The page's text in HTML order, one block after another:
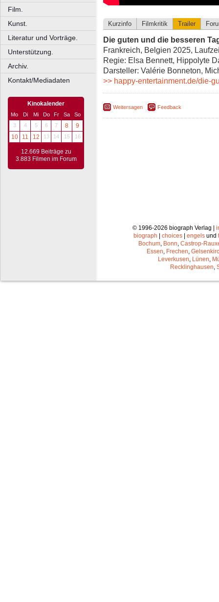
Film.
Kunst.
Literatur und Vorträge.
Unterstützung.
Archiv.
Kontakt/Mediadaten
Kinokalender
Mo Di Mi Do Fr Sa
So
3
4 5 6 7 8
9
10
11 12 13 14 15 16
12.669 Beiträge zu
3.883 Filmen im Forum
Kurzinfo Filmkritik Trailer
Die guten und die besseren
Frankreich, Belgien 2025,
Regie: Elsa Bennett, Hippolyte
Darsteller: Valérie Bonneton,
>> happy-entertainment.de/die-
Weitersagen Feedback
© 1996-2026 biograph Verlag |
biograph
choices engels und
Bochum, Bonn, Castrop-
Essen, Frechen,
Leverkusen, Lünen,
Recklinghausen,